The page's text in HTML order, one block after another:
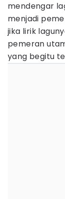
mendengar
menjadi
jika lirik
pemeran
yang begitu